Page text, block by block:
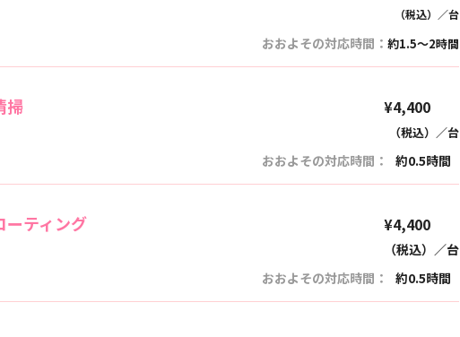
（税込）／台
おおよその対応時間： 約1.5～2時間
掃 ¥4,400
（税込）／台
おおよその対応時間： 約0.5時間
ーティング ¥4,400
（税込）／台
おおよその対応時間：
約0.5時間